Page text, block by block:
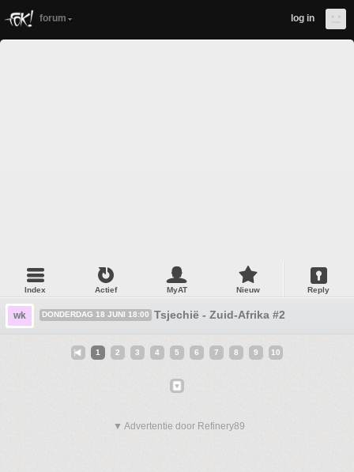
forum log in
Index Actief MyAT Nieuw Reply
wk DONDERDAG 18 JUNI 18:00 Tsjechië - Zuid-Afrika #2
1 2 3 4 5 6 7 8 9 10
▼ Advertentie door Refinery89